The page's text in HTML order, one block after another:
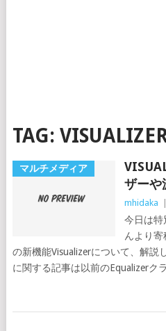
TAG:
マルチメディア
ザーや
mhidaka
今日は特
んより
の新機能Visualizerについて、解説
に関する記事は以前のEqualizerク